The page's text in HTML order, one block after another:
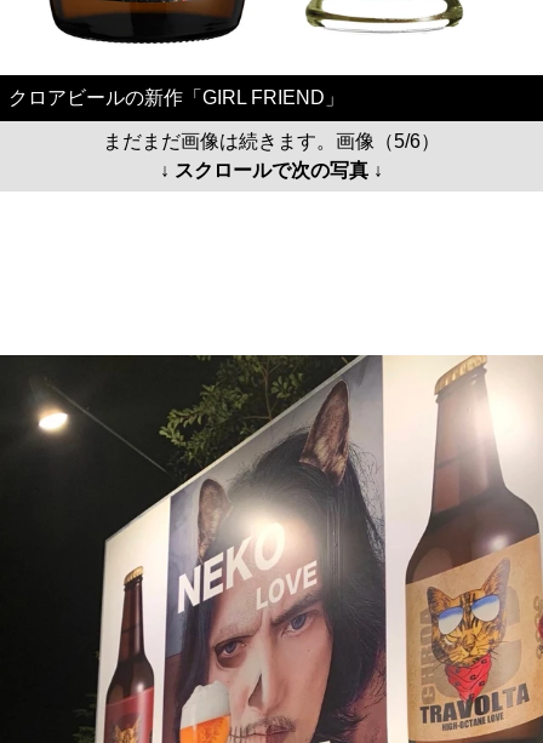
クロアビールの新作「GIRL FRIEND」
まだまだ画像は続きます。画像（5/6）
↓ スクロールで次の写真 ↓